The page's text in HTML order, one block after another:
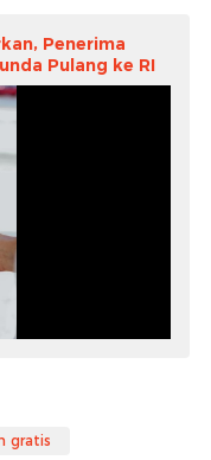
Penerima
Pulang ke RI
gratis